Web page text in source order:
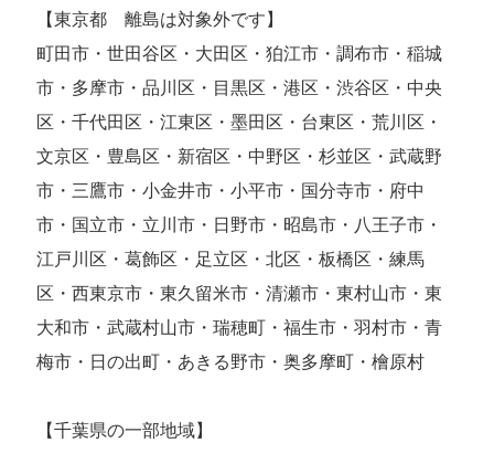
【東京都 離島は対象外です】
町田市・世田谷区・大田区・狛江市・調布市・稲城
市・多摩市・品川区・目黒区・港区・渋谷区・中央
区・千代田区・江東区・墨田区・台東区・荒川区・
文京区・豊島区・新宿区・中野区・杉並区・武蔵野
市・三鷹市・小金井市・小平市・国分寺市・府中
市・国立市・立川市・日野市・昭島市・八王子市・
江戸川区・葛飾区・足立区・北区・板橋区・練馬
区・西東京市・東久留米市・清瀬市・東村山市・東
大和市・武蔵村山市・瑞穂町・福生市・羽村市・青
梅市・日の出町・あきる野市・奥多摩町・檜原村
【千葉県の一部地域】